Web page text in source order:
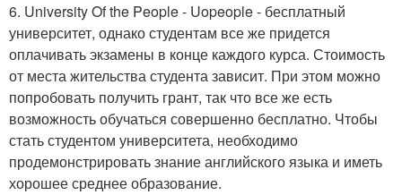
6. University Of the People - Uopeople - бесплатный
университет, однако студентам все же придется
оплачивать экзамены в конце каждого курса. Стоимость
от места жительства студента зависит. При этом можно
попробовать получить грант, так что все же есть
возможность обучаться совершенно бесплатно. Чтобы
стать студентом университета, необходимо
продемонстрировать знание английского языка и иметь
хорошее среднее образование.